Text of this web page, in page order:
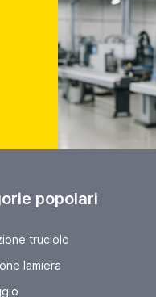
popolari
truciolo
lamiera